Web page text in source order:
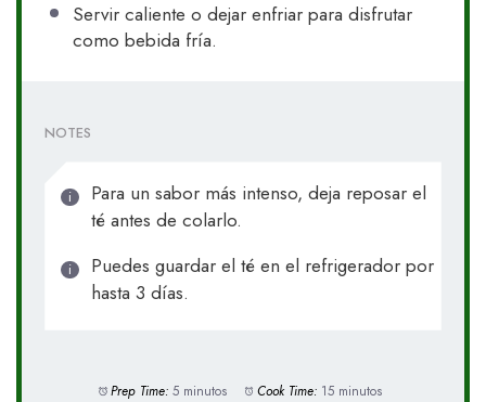
Servir caliente o dejar enfriar para disfrutar
como bebida fría.
NOTES
Para un sabor más intenso, deja reposar el
té antes de colarlo.
Puedes guardar el té en el refrigerador por
hasta 3 días.
Prep Time: 5 minutos Cook Time: 15 minutos